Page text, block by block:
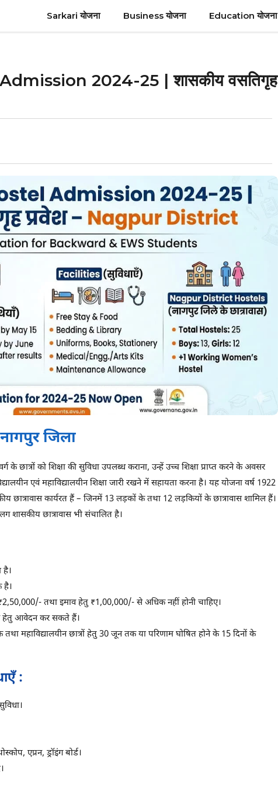
Sarkari योजना Business योजना Education योजना
2024-25 | शासकीय वसतिगृह
जिला
के छात्रों को शिक्षा की सुविधा उपलब्ध कराना, उन्हें उच्च शिक्षा प्राप्त करने के अवसर
एवं महाविद्यालयीन शिक्षा जारी रखने में सहायता करना है। यह योजना वर्ष 1922
छात्रावास कार्यरत हैं – जिनमें 13 लड़कों के तथा 12 लड़कियों के छात्रावास शामिल हैं।
शासकीय छात्रावास भी संचालित है।
है।
है।
तथा इमाव हेतु ₹1,00,000/- से अधिक नहीं होनी चाहिए।
हेतु आवेदन कर सकते हैं।
महाविद्यालयीन छात्रों हेतु 30 जून तक या परिणाम घोषित होने के 15 दिनों के
:
एप्रन, ड्रॉइंग बोर्ड।